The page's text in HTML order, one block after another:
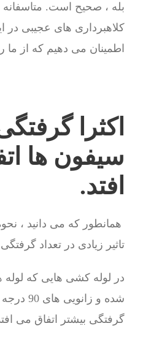
بله ، صحیح است. متاسفانه
کلاهبرداری های عجیبی در
اطمینان می دهیم که از ما
اکثرا
سیفون ها
افتد.
همانطور که می دانید ،
تاثیر زیادی در تعداد
در لوله کشی هایی که لوله
شده و
گرفتگی بیشتر اتفاق می